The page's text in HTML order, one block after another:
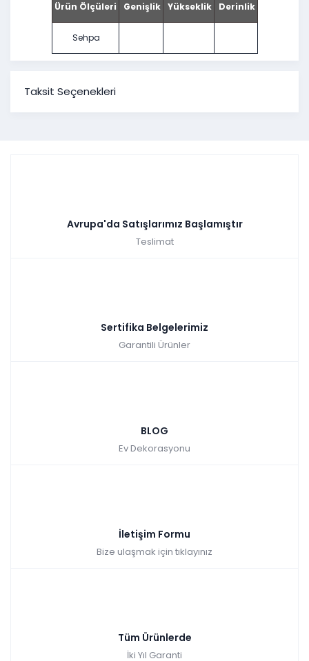
Ürün Ölçüleri Genişlik Yükseklik Derinlik
Sehpa
Taksit Seçenekleri
Avrupa'da Satışlarımız Başlamıştır
Teslimat
Sertifika Belgelerimiz
Garantili Ürünler
BLOG
Ev Dekorasyonu
İletişim Formu
Bize ulaşmak için tıklayınız
Tüm Ürünlerde
İki Yıl Garanti